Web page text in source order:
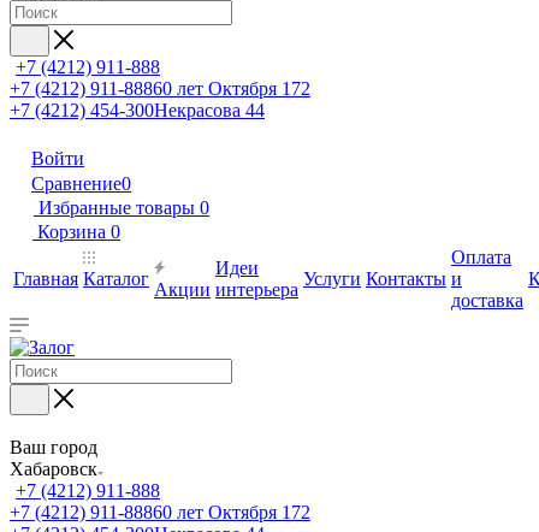
+7 (4212) 911-888
+7 (4212) 911-88860 лет Октября 172
+7 (4212) 454-300Некрасова 44
Войти
Сравнение0
Избранные товары 0
Корзина 0
Главная Каталог
Акции
Идеи
интерьера
Услуги Контакты
Оплата
и
доставка
Ваш город
Хабаровск
+7 (4212) 911-888
+7 (4212) 911-88860 лет Октября 172